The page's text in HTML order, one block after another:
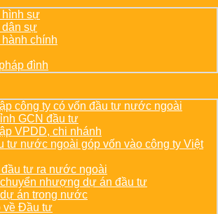
hình sự
dân sự
hành chính
đình
công ty có vốn đầu tư nước ngoài
GCN đầu tư
VPDD, chi nhánh
tư nước ngoài góp vốn vào công ty Việt
tư ra nước ngoài
nhượng dự án đầu tư
án trong nước
về Đầu tư